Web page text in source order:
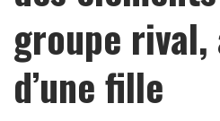
groupe rival,
d’une fille